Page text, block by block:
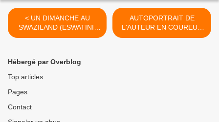
< UN DIMANCHE AU
SWAZILAND (ESWATINI)
1/3 (Suite Afrique du Sud)
AUTOPORTRAIT DE
L'AUTEUR EN COUREUR
DE FOND, d'Haruki
Hébergé par Overblog
Top articles
Pages
Contact